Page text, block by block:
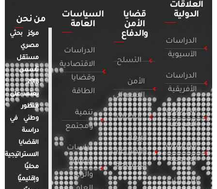
العلاقات
الدولية
الدراسات
الآسيوية
الدراسات
الأفريقية
الدراسات
الأمريكية
الدراسات
الأوروبية
الدراسات
قضايا
الأمن
والدفاع
التسلح
الأمن
السيبراني
التطرف
الإرهاب
والصراعات
المسلحة
السياسات
العامة
الدراسات
الاقتصادية
وقضايا
الطاقة
تنمية
ومجتمع
دراسات
الإعلام
والرأي
من نحن
مركز بحثي
مصري
مستقل
تأسس
2018.
يعتمد على
منظور
وطني في
دراسة
القضايا
الاستراتيجية
محليًا
وإقليميًا